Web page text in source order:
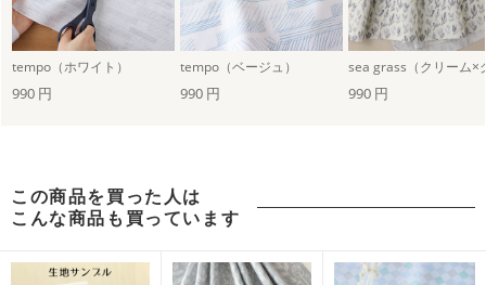
tempo（ホワイト） tempo（ベージュ）
990 円 990 円 990 円
この商品を買った人は
こんな商品も買っています